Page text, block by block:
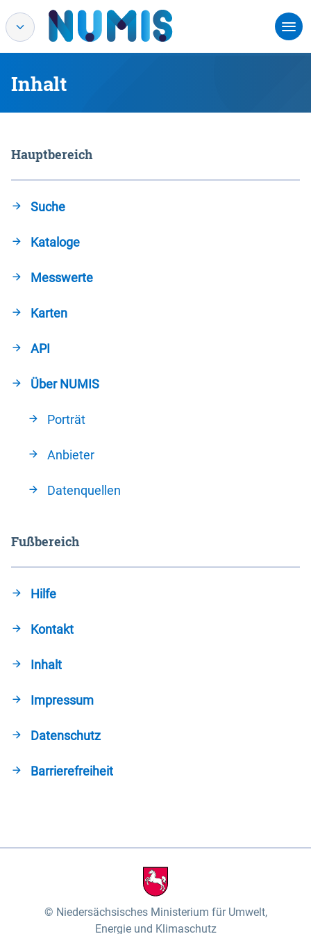
Inhalt
Hauptbereich
Suche
Kataloge
Messwerte
Karten
API
Über NUMIS
Porträt
Anbieter
Datenquellen
Fußbereich
Hilfe
Kontakt
Inhalt
Impressum
Datenschutz
Barrierefreiheit
Niedersächsisches Ministerium für Umwelt,
Energie und Klimaschutz